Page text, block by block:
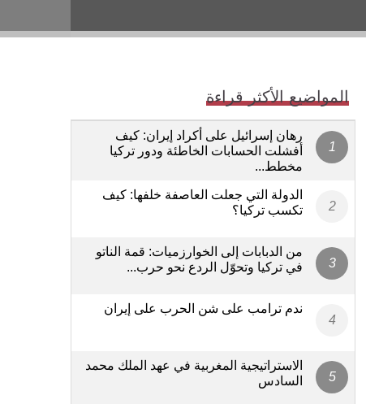
المواضيع الأكثر قراءة
رهان إسرائيل على أكراد إيران: كيف
أفشلت الحسابات الخاطئة ودور تركيا
مخطط...
الدولة التي جعلت العاصفة خلفها: كيف
تكسب تركيا؟
من الدبابات إلى الخوارزميات: قمة الناتو
في تركيا وتحوّل الردع نحو حرب...
ندم ترامب على شن الحرب على إيران
الاستراتيجية المغربية في عهد الملك محمد
السادس